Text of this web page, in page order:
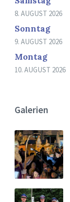
8. AUGUST 2026
Sonntag
9. AUGUST 2026
Montag
10. AUGUST 2026
Galerien